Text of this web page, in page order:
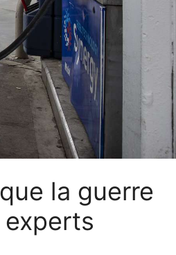
la guerre
experts